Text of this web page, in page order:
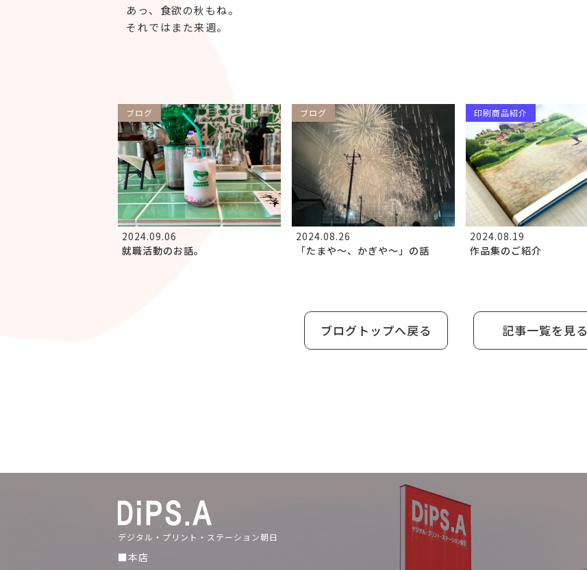
あっ、食欲の秋もね。
それではまた来週。
ブログ
2024.09.06
就職活動のお話。
ブログ
2024.08.26
「たまや～、かぎや～」の話
印刷商品紹介
2024.08.19
作品集のご紹介
ブログトップへ戻る 記事一覧を見る
デジタル・プリント・ステーション朝日
■本店